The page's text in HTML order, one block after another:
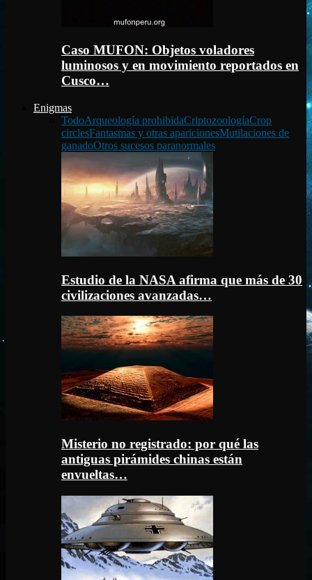
Caso MUFON: Objetos voladores
luminosos y en movimiento reportados en
Cusco…
Enigmas
TodoArqueología prohibidaCriptozoologíaCrop
circlesFantasmas y otras aparicionesMutilaciones de
ganadoOtros sucesos paranormales
Estudio de la NASA afirma que más de 30
civilizaciones avanzadas…
Misterio no registrado: por qué las
antiguas pirámides chinas están
envueltas…